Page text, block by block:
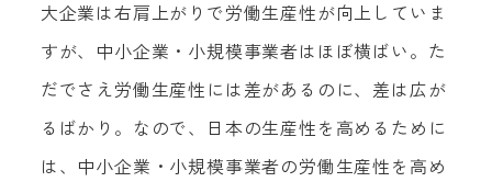
大企業は右肩上がりで労働生産性が向上していま
すが、中小企業・小規模事業者はほぼ横ばい。た
だでさえ労働生産性には差があるのに、差は広が
るばかり。なので、日本の生産性を高めるために
は、中小企業・小規模事業者の労働生産性を高め